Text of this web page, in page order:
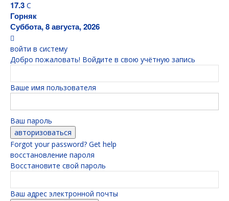
17.3 C
Горняк
Суббота, 8 августа, 2026
войти в систему
Добро пожаловать! Войдите в свою учётную запись
Ваше имя пользователя
Ваш пароль
Forgot your password? Get help
восстановление пароля
Восстановите свой пароль
Ваш адрес электронной почты